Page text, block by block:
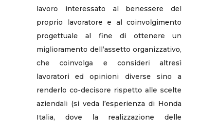
lavoro interessato al benessere del
proprio lavoratore e al coinvolgimento
progettuale al fine di ottenere un
miglioramento dell’assetto organizzativo,
che coinvolga e consideri altresì
lavoratori ed opinioni diverse sino a
renderlo co-decisore rispetto alle scelte
aziendali (si veda l’esperienza di Honda
Italia, dove la realizzazione delle